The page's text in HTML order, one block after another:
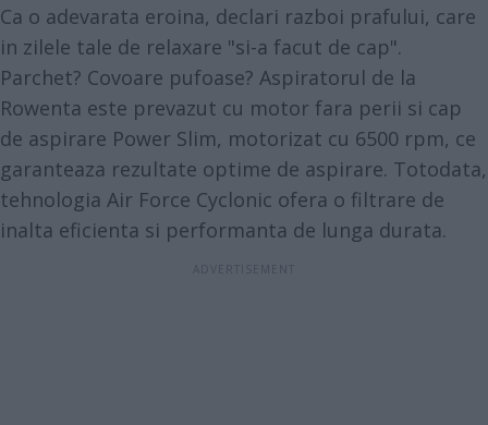
Ca o adevarata eroina, declari razboi prafului, care
in zilele tale de relaxare "si-a facut de cap".
Parchet? Covoare pufoase? Aspiratorul de la
Rowenta este prevazut cu motor fara perii si cap
de aspirare Power Slim, motorizat cu 6500 rpm, ce
garanteaza rezultate optime de aspirare. Totodata,
tehnologia Air Force Cyclonic ofera o filtrare de
inalta eficienta si performanta de lunga durata.